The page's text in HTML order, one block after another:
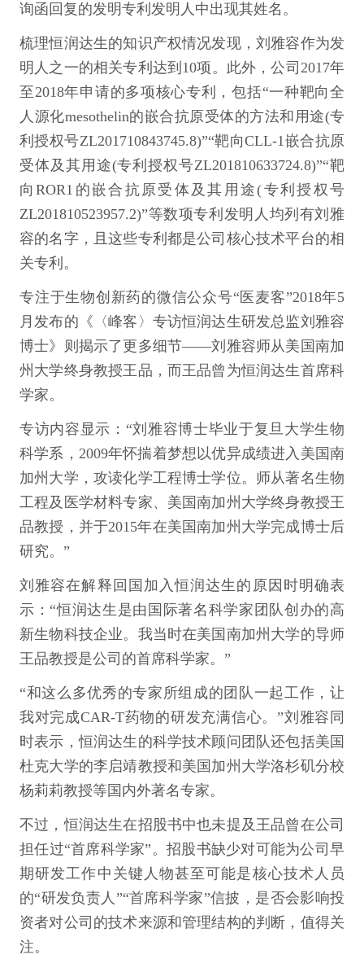
询函回复的发明专利发明人中出现其姓名。
梳理恒润达生的知识产权情况发现，刘雅容作为发
明人之一的相关专利达到10项。此外，公司2017年
至2018年申请的多项核心专利，包括“一种靶向全
人源化mesothelin的嵌合抗原受体的方法和用途(专
利授权号ZL201710843745.8)”“靶向CLL-1嵌合抗原
受体及其用途(专利授权号ZL201810633724.8)”“靶
向ROR1的嵌合抗原受体及其用途(专利授权号
ZL201810523957.2)”等数项专利发明人均列有刘雅
容的名字，且这些专利都是公司核心技术平台的相
关专利。
专注于生物创新药的微信公众号“医麦客”2018年5
月发布的《〈峰客〉专访恒润达生研发总监刘雅容
博士》则揭示了更多细节——刘雅容师从美国南加
州大学终身教授王品，而王品曾为恒润达生首席科
学家。
专访内容显示：“刘雅容博士毕业于复旦大学生物
科学系，2009年怀揣着梦想以优异成绩进入美国南
加州大学，攻读化学工程博士学位。师从著名生物
工程及医学材料专家、美国南加州大学终身教授王
品教授，并于2015年在美国南加州大学完成博士后
研究。”
刘雅容在解释回国加入恒润达生的原因时明确表
示：“恒润达生是由国际著名科学家团队创办的高
新生物科技企业。我当时在美国南加州大学的导师
王品教授是公司的首席科学家。”
“和这么多优秀的专家所组成的团队一起工作，让
我对完成CAR-T药物的研发充满信心。”刘雅容同
时表示，恒润达生的科学技术顾问团队还包括美国
杜克大学的李启靖教授和美国加州大学洛杉矶分校
杨莉莉教授等国内外著名专家。
不过，恒润达生在招股书中也未提及王品曾在公司
担任过“首席科学家”。招股书缺少对可能为公司早
期研发工作中关键人物甚至可能是核心技术人员
的“研发负责人”“首席科学家”信披，是否会影响投
资者对公司的技术来源和管理结构的判断，值得关
注。